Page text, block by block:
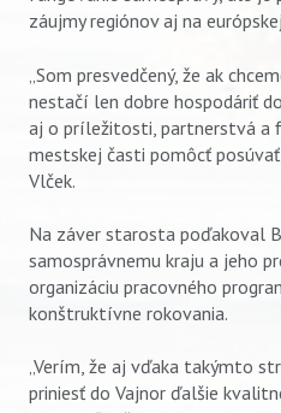
záujmy regiónov aj na
„Som presvedčený, že ak
nestačí len dobre hospodáriť
aj o príležitosti, partnerstvá a
mestskej časti pomôcť
Vlček.
Na záver starosta poďakoval
samosprávnemu kraju a jeho
organizáciu pracovného
konštruktívne rokovania.
„Verím, že aj vďaka takýmto
priniesť do Vajnor ďalšie